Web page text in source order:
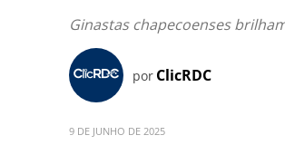
Ginastas chapecoenses
por ClicRDC
9 DE JUNHO DE 2025